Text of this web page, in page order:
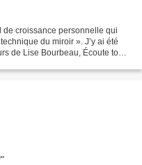
de croissance personnelle qui
du miroir ». J’y ai été
de Lise Bourbeau, Écoute ton